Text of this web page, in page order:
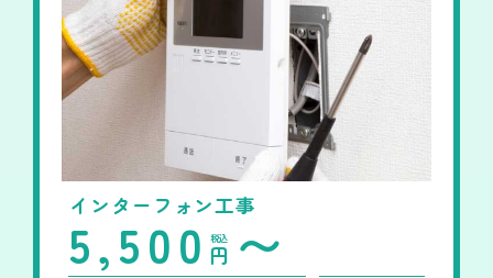
インターフォン工事
5,500 円 〜
税込